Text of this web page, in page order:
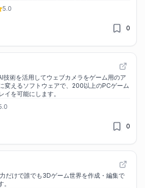
5.0
0
術を活用してウェブカメラをゲーム用のア
変えるソフトウェアで、200以上のPCゲーム
イを可能にします。
0
だけで誰でも3Dゲーム世界を作成・編集で